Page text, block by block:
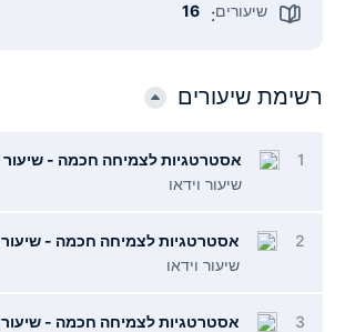
שיעורים:
16
רשימת שיעורים
1
אסטרטגיות לצמיחה חכמה - שיעור 1
שיעור וידאו
2
אסטרטגיות לצמיחה חכמה - שיעור 2
שיעור וידאו
3
אסטרטגיות לצמיחה חכמה - שיעור 3